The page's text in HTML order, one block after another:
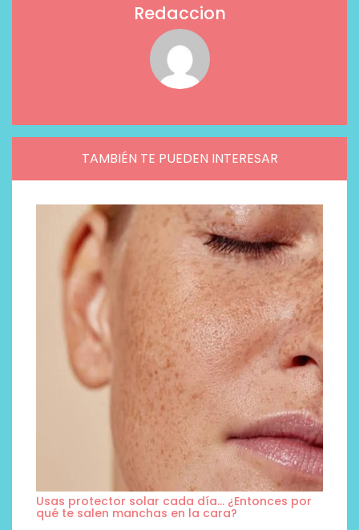
Redaccion
TAMBIÉN TE PUEDEN INTERESAR
Usas protector solar cada día… ¿Entonces por
qué te salen manchas en la cara?